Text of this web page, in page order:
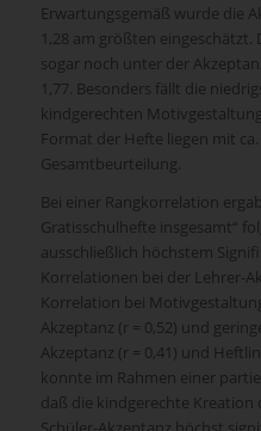
Erwartungsgemäß wurde die
1,28 am größten eingeschätzt.
sogar noch unter der
1,77. Besonders fällt die
kindgerechten
Format der Hefte liegen mit
Gesamtbeurteilung.
Bei einer Rangkorrelation
Gratisschulhefte insgesamt“
ausschließlich höchstem
Korrelationen bei der Lehrer-
Korrelation bei
Akzeptanz (r = 0,52) und
Akzeptanz (r = 0,41) und
konnte im Rahmen einer
daß die kindgerechte